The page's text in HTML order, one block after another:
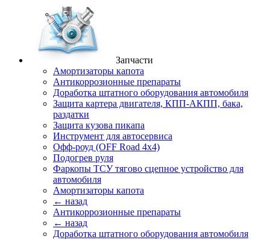
Запчасти
Амортизаторы капота
Антикоррозионные препараты
Доработка штатного оборудования автомобиля
Защита картера двигателя, КПП-АКПП, бака,
раздатки
Защита кузова пикапа
Инструмент для автосервиса
Офф-роуд (OFF Road 4x4)
Подогрев руля
Фаркопы ТСУ тягово сцепное устройство для
автомобиля
Амортизаторы капота
← назад
Антикоррозионные препараты
← назад
Доработка штатного оборудования автомобиля